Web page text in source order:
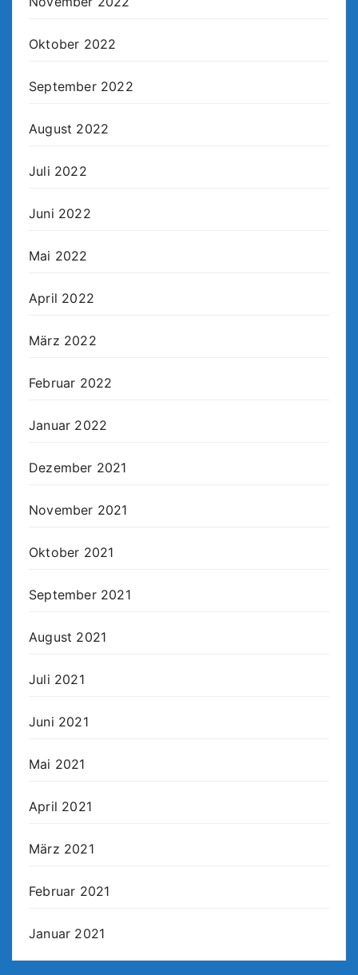
Oktober 2022
September 2022
August 2022
Juli 2022
Juni 2022
Mai 2022
April 2022
März 2022
Februar 2022
Januar 2022
Dezember 2021
November 2021
Oktober 2021
September 2021
August 2021
Juli 2021
Juni 2021
Mai 2021
April 2021
März 2021
Februar 2021
Januar 2021